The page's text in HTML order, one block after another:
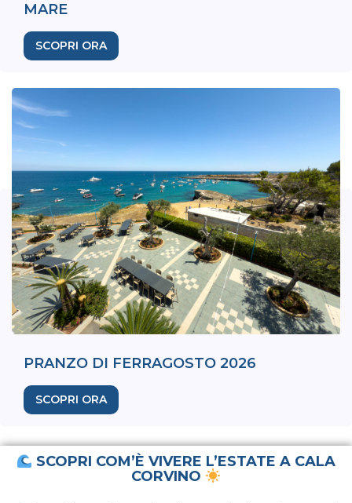
MARE
SCOPRI ORA
PRANZO DI FERRAGOSTO 2026
SCOPRI ORA
SCOPRI COM’È VIVERE L’ESTATE A CALA
CORVINO